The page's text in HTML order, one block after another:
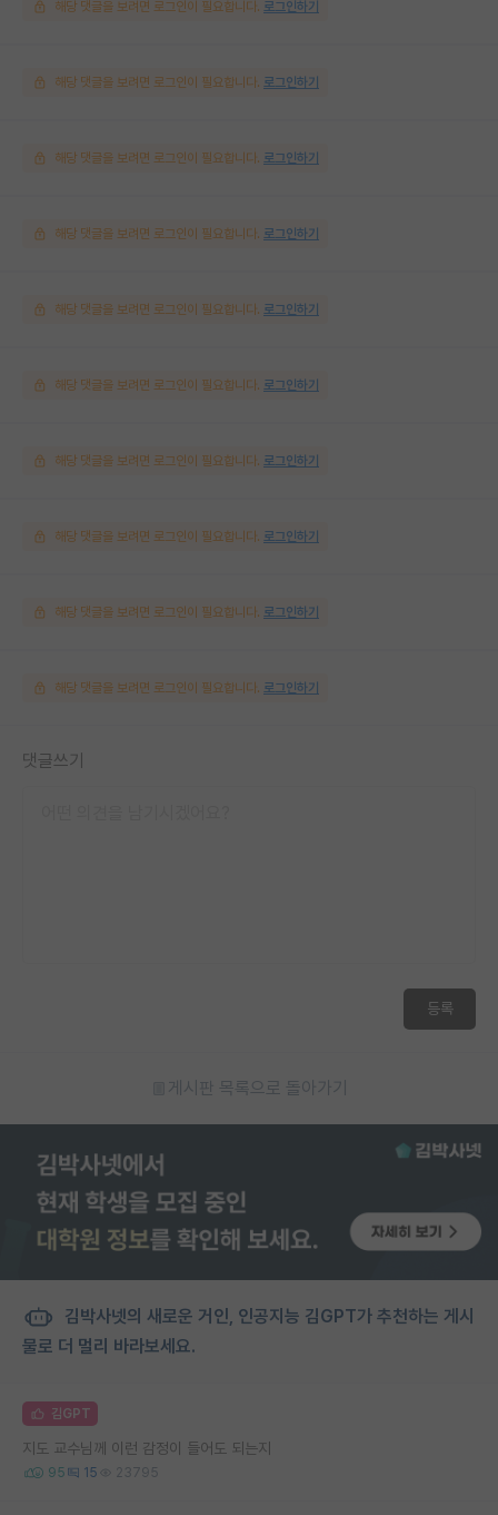
해당 댓글을 보려면 로그인이 필요합니다. 로그인하기
해당 댓글을 보려면 로그인이 필요합니다. 로그인하기
해당 댓글을 보려면 로그인이 필요합니다. 로그인하기
해당 댓글을 보려면 로그인이 필요합니다. 로그인하기
해당 댓글을 보려면 로그인이 필요합니다. 로그인하기
해당 댓글을 보려면 로그인이 필요합니다. 로그인하기
해당 댓글을 보려면 로그인이 필요합니다. 로그인하기
해당 댓글을 보려면 로그인이 필요합니다. 로그인하기
해당 댓글을 보려면 로그인이 필요합니다. 로그인하기
해당 댓글을 보려면 로그인이 필요합니다. 로그인하기
댓글쓰기
등록
게시판 목록으로 돌아가기
김박사넷의 새로운 거인, 인공지능 김GPT가 추천하는 게시
물로 더 멀리 바라보세요.
김GPT
지도 교수님께 이런 감정이 들어도 되는지
95 15 23795